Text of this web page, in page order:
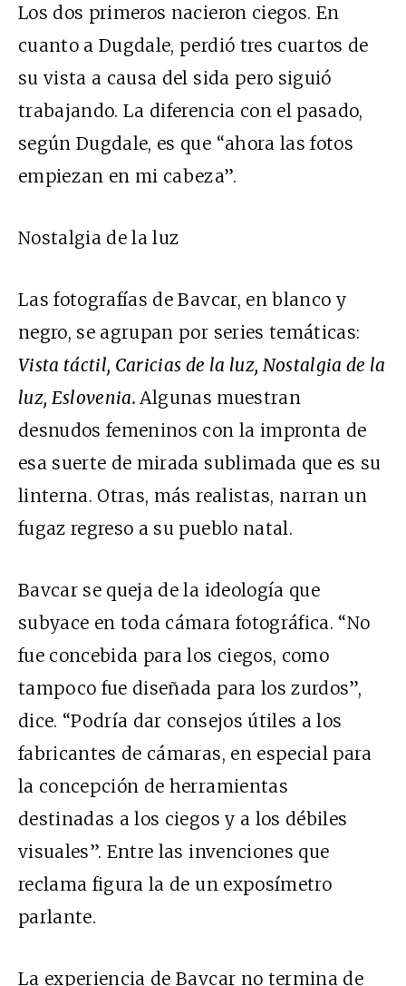
Los dos primeros nacieron ciegos. En
cuanto a Dugdale, perdió tres cuartos de
su vista a causa del sida pero siguió
trabajando. La diferencia con el pasado,
según Dugdale, es que “ahora las fotos
empiezan en mi cabeza”.
Nostalgia de la luz
Las fotografías de Bavcar, en blanco y
negro, se agrupan por series temáticas:
Vista táctil, Caricias de la luz, Nostalgia de la
luz, Eslovenia.Algunas muestran
desnudos femeninos con la impronta de
esa suerte de mirada sublimada que es su
linterna. Otras, más realistas, narran un
fugaz regreso a su pueblo natal.
Bavcar se queja de la ideología que
subyace en toda cámara fotográfica. “No
fue concebida para los ciegos, como
tampoco fue diseñada para los zurdos”,
dice. “Podría dar consejos útiles a los
fabricantes de cámaras, en especial para
la concepción de herramientas
destinadas a los ciegos y a los débiles
visuales”. Entre las invenciones que
reclama figura la de un exposímetro
parlante.
La experiencia de Bavcar no termina de